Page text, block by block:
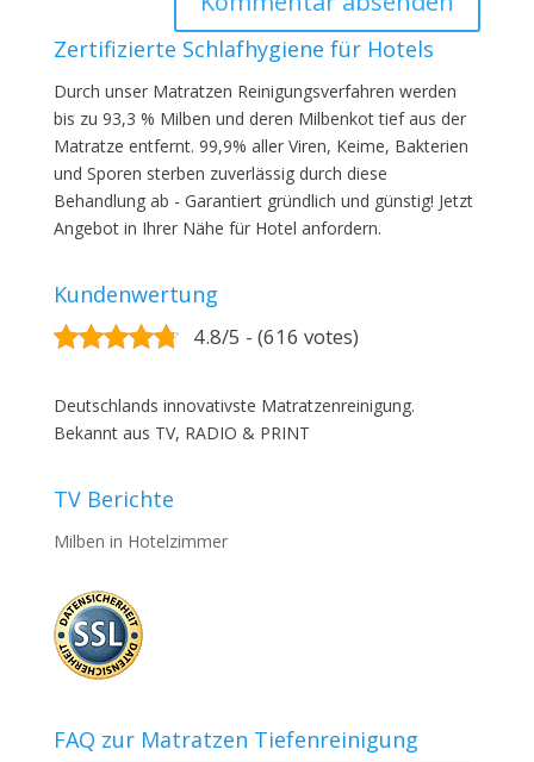
Zertifizierte Schlafhygiene für Hotels
Durch unser Matratzen Reinigungsverfahren werden
bis zu 93,3 % Milben und deren Milbenkot tief aus der
Matratze entfernt. 99,9% aller Viren, Keime, Bakterien
und Sporen sterben zuverlässig durch diese
Behandlung ab - Garantiert gründlich und günstig! Jetzt
Angebot in Ihrer Nähe für Hotel anfordern.
Kundenwertung
4.8/5 - (616 votes)
Deutschlands innovativste Matratzenreinigung.
Bekannt aus TV, RADIO & PRINT
TV Berichte
Milben in Hotelzimmer
FAQ zur Matratzen Tiefenreinigung